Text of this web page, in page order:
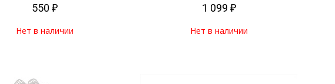
550 ₽
Нет в наличии
1 099 ₽
Нет в наличии